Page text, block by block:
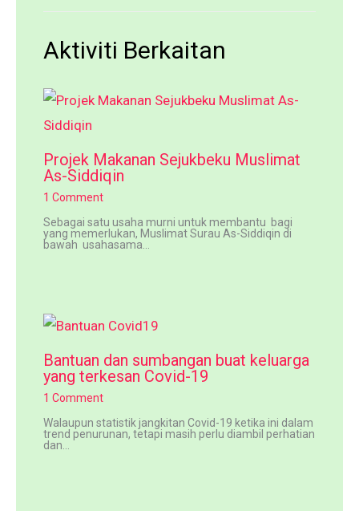
Aktiviti Berkaitan
Projek Makanan Sejukbeku Muslimat
As-Siddiqin
1 Comment
Sebagai satu usaha murni untuk membantu bagi
yang memerlukan, Muslimat Surau As-Siddiqin di
bawah usahasama…
Bantuan dan sumbangan buat keluarga
yang terkesan Covid-19
1 Comment
Walaupun statistik jangkitan Covid-19 ketika ini dalam
trend penurunan, tetapi masih perlu diambil perhatian
dan…